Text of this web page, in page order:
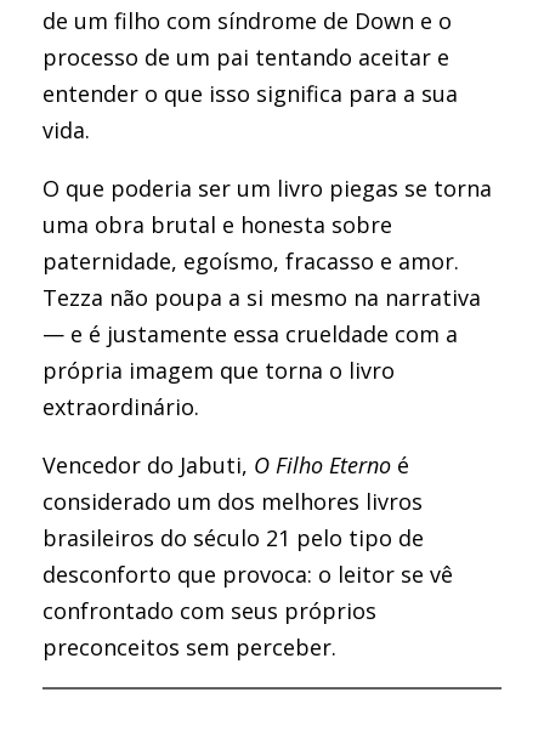
de um filho com síndrome de Down e o
processo de um pai tentando aceitar e
entender o que isso significa para a sua
vida.
O que poderia ser um livro piegas se torna
uma obra brutal e honesta sobre
paternidade, egoísmo, fracasso e amor.
Tezza não poupa a si mesmo na narrativa
— e é justamente essa crueldade com a
própria imagem que torna o livro
extraordinário.
Vencedor do Jabuti, O Filho Eterno é
considerado um dos melhores livros
brasileiros do século 21 pelo tipo de
desconforto que provoca: o leitor se vê
confrontado com seus próprios
preconceitos sem perceber.